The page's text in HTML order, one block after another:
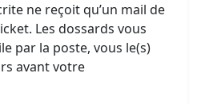
ne reçoit qu’un mail de
Les dossards vous
par la poste, vous le(s)
avant votre